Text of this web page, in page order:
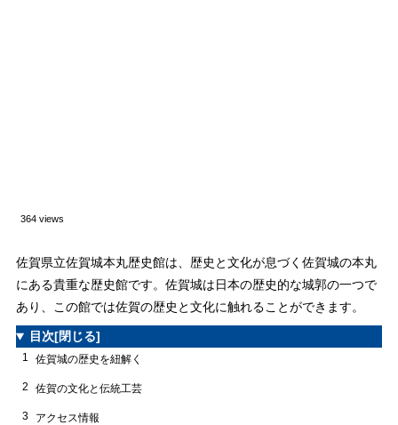
364 views
佐賀県立佐賀城本丸歴史館は、歴史と文化が息づく佐賀城の本丸
にある貴重な歴史館です。佐賀城は日本の歴史的な城郭の一つで
あり、この館では佐賀の歴史と文化に触れることができます。
目次[閉じる]
1 佐賀城の歴史を紐解く
2 佐賀の文化と伝統工芸
3 アクセス情報